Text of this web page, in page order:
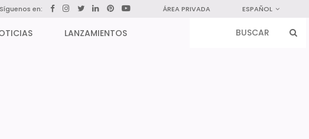
Síguenos en: ÁREA PRIVADA ESPAÑOL
LANZAMIENTOS